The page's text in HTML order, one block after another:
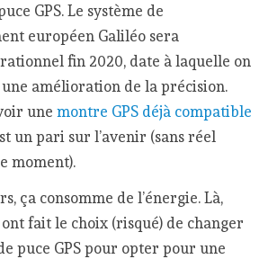
GPS. Le système de
européen Galiléo sera
fin 2020, date à laquelle on
amélioration de la précision.
unemontre GPS déjà compatible
un pari sur l’avenir (sans réel
moment).
ça consomme de l’énergie. Là,
fait le choix (risqué) de changer
puce GPS pour opter pour une